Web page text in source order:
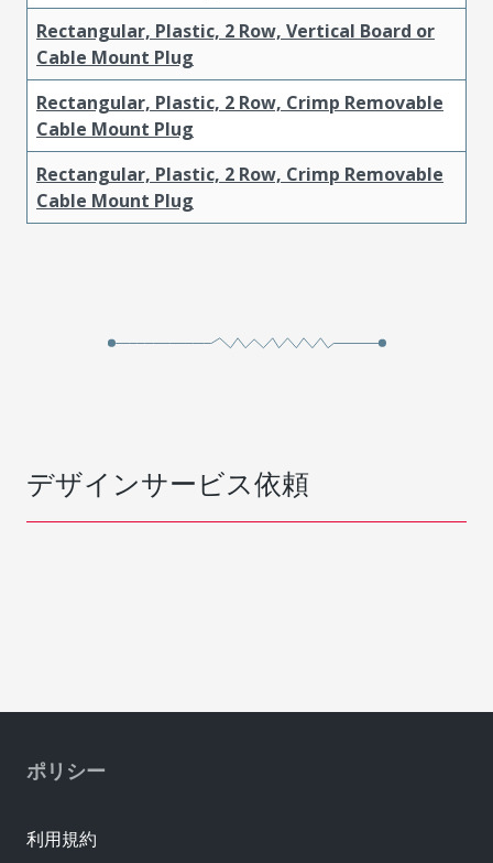
Rectangular, Plastic, 2 Row, Vertical Board or
Cable Mount Plug
Rectangular, Plastic, 2 Row, Crimp Removable
Cable Mount Plug
Rectangular, Plastic, 2 Row, Crimp Removable
Cable Mount Plug
デザインサービス依頼
ポリシー
利用規約